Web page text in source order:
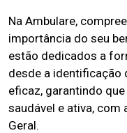
Na Ambulare,
importância do seu
estão dedicados a
desde a identificação
eficaz, garantindo
saudável e ativa, com
Geral.